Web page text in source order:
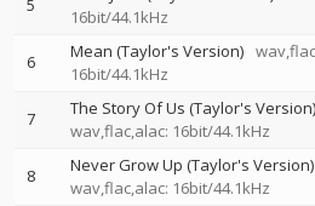
5
16bit/44.1kHz
6 Mean (Taylor's Version)
16bit/44.1kHz
7
The Story Of Us (Taylor's Version)
wav,flac,alac: 16bit/44.1kHz
8
Never Grow Up (Taylor's Version)
wav,flac,alac: 16bit/44.1kHz